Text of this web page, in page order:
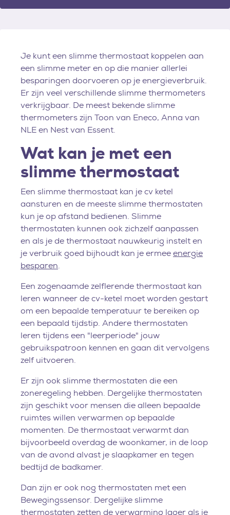
Je kunt een slimme thermostaat koppelen aan
een slimme meter en op die manier allerlei
besparingen doorvoeren op je energieverbruik.
Er zijn veel verschillende slimme thermometers
verkrijgbaar. De meest bekende slimme
thermometers zijn Toon van Eneco, Anna van
NLE en Nest van Essent.
Wat kan je met een
slimme thermostaat
Een slimme thermostaat kan je cv ketel
aansturen en de meeste slimme thermostaten
kun je op afstand bedienen. Slimme
thermostaten kunnen ook zichzelf aanpassen
en als je de thermostaat nauwkeurig instelt en
je verbruik goed bijhoudt kan je ermeeenergie
besparen.
Een zogenaamde zelflerende thermostaat kan
leren wanneer de cv-ketel moet worden gestart
om een bepaalde temperatuur te bereiken op
een bepaald tijdstip. Andere thermostaten
leren tijdens een "leerperiode" jouw
gebruikspatroon kennen en gaan dit vervolgens
zelf uitvoeren.
Er zijn ook slimme thermostaten die een
zoneregeling hebben. Dergelijke thermostaten
zijn geschikt voor mensen die alleen bepaalde
ruimtes willen verwarmen op bepaalde
momenten. De thermostaat verwarmt dan
bijvoorbeeld overdag de woonkamer, in de loop
van de avond alvast je slaapkamer en tegen
bedtijd de badkamer.
Dan zijn er ook nog thermostaten met een
Bewegingssensor. Dergelijke slimme
thermostaten zetten de verwarming lager als je